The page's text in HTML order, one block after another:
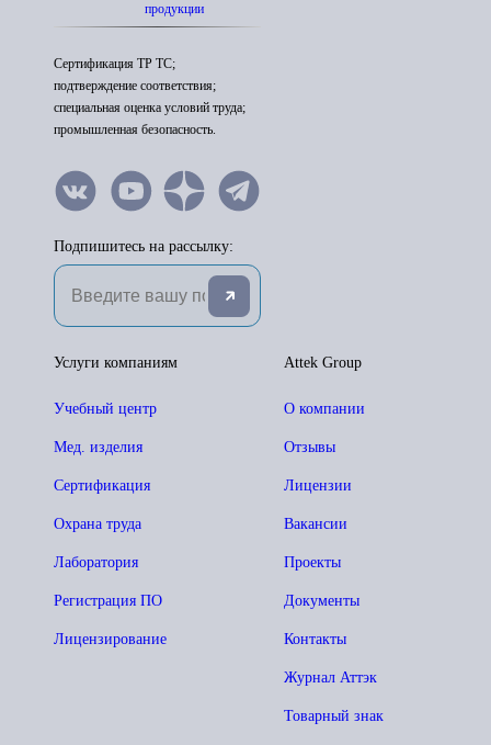
продукции
Сертификация ТР ТС;
подтверждение соответствия;
специальная оценка условий труда;
промышленная безопасность.
Подпишитесь на рассылку:
Attek Group
О компании
Отзывы
Лицензии
Вакансии
Проекты
Документы
Контакты
Журнал Аттэк
Товарный знак
Услуги компаниям
Учебный центр
Мед. изделия
Сертификация
Охрана труда
Лаборатория
Регистрация ПО
Лицензирование